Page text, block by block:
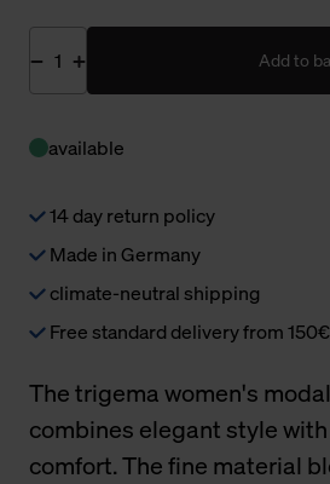
Add to
available
14 day return policy
Made in Germany
climate-neutral shipping
Free standard delivery from 150€
The trigema women's
combines elegant style
comfort. The fine material